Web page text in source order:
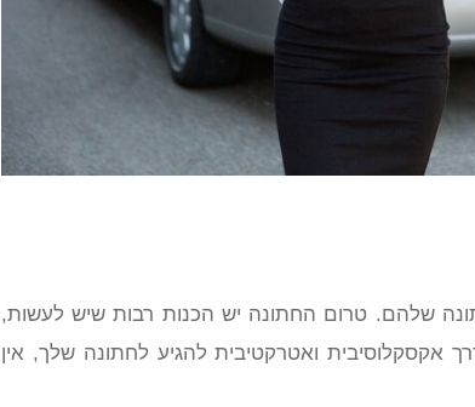
שלהם. טרום החתונה יש הכנות רבות שיש לעשות,
ואטרקטיבית להגיע לחתונה שלך, אין